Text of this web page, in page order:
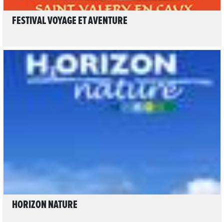
FESTIVAL VOYAGE ET AVENTURE
LIRE L'ARTICLE
HORIZON NATURE